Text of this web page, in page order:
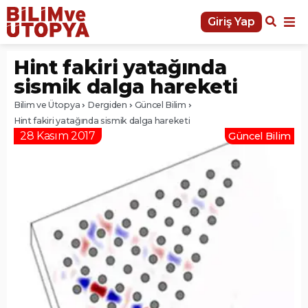
Giriş Yap
Hint fakiri yatağında
sismik dalga hareketi
Bilim ve Ütopya Dergiden
Güncel Bilim
Hint fakiri yatağında sismik dalga hareketi
28 Kasım 2017 Güncel Bilim